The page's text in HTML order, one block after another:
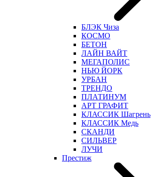
БЛЭК Чиза
КОСМО
БЕТОН
ЛАЙН ВАЙТ
МЕГАПОЛИС
НЬЮ ЙОРК
УРБАН
ТРЕНДО
ПЛАТИНУМ
АРТ ГРАФИТ
КЛАССИК Шагрень
КЛАССИК Медь
СКАНДИ
СИЛЬВЕР
ЛУЧИ
Престиж